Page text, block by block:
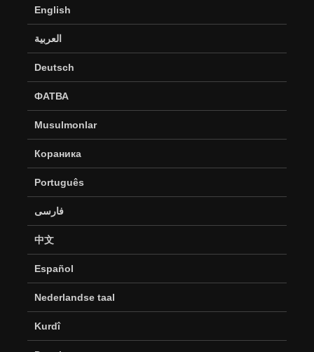
English
العربية
Deutsch
ФАТВА
Musulmonlar
Кораника
Português
فارسی
中文
Español
Nederlandse taal
Kurdî